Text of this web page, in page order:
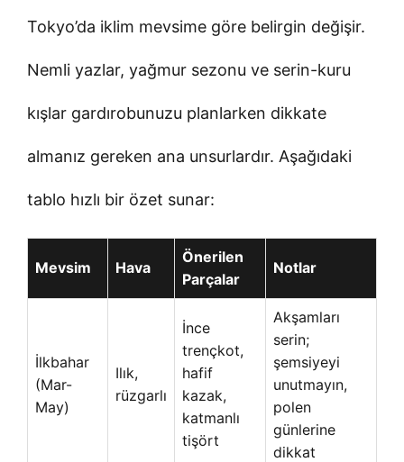
Tokyo’da iklim mevsime göre belirgin değişir.
Nemli yazlar, yağmur sezonu ve serin-kuru
kışlar gardırobunuzu planlarken dikkate
almanız gereken ana unsurlardır. Aşağıdaki
tablo hızlı bir özet sunar:
Mevsim Hava
Önerilen
Parçalar
Notlar
İlkbahar
(Mar-
May)
Ilık,
rüzgarlı
İnce
trençkot,
hafif
kazak,
katmanlı
tişört
Akşamları
serin;
şemsiyeyi
unutmayın,
polen
günlerine
dikkat